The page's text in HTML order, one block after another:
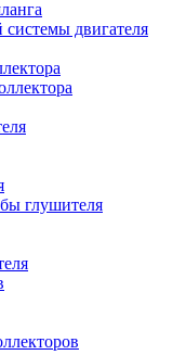
двигателя
глушителя